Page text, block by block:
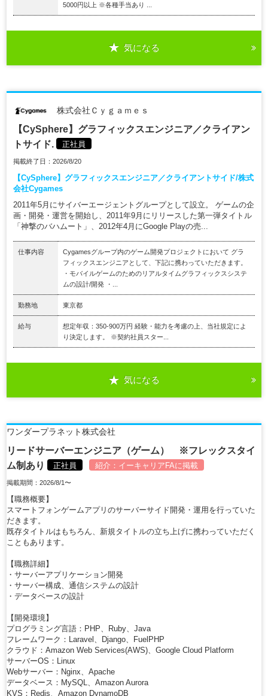
5000円以上 ※各種手当あり ...
気になる
株式会社Ｃｙｇａｍｅｓ
【CySphere】グラフィックスエンジニア／クライアン
トサイド.
正社員
掲載終了日：2026/8/20
【CySphere】グラフィックスエンジニア／クライアントサイド/株式
会社Cygames
2011年5月にサイバーエージェントグループとして設立。 ゲームの企
画・開発・運営を開始し、2011年9月にリリースした第一弾タイトル
「神撃のバハムート」、2012年4月にGoogle Playの売...
仕事内容
Cygamesグループ内のゲーム開発プロジェクトにおいて グラ
フィックスエンジニアとして、下記に携わっていただきます。
・モバイルゲームのためのリアルタイムグラフィックスシステ
ムの設計/開発 ・...
勤務地 東京都
給与
想定年収：350-900万円 経験・能力を考慮の上、当社規定によ
り決定します。 ※契約社員スター...
気になる
ワンダープラネット株式会社
リードサーバーエンジニア（ゲーム） ※フレックスタイ
ム制あり
正社員 紹介： イーキャリアFAに掲載
掲載期間：2026/8/1〜
【職務概要】
スマートフォンゲームアプリのサーバーサイド開発・運用を行っていた
だきます。
既存タイトルはもちろん、新規タイトルの立ち上げに携わっていただく
こともあります。
【職務詳細】
・サーバーアプリケーション開発
・サーバー構成、通信システムの設計
・データベースの設計
【開発環境】
プログラミング言語：PHP、Ruby、Java
フレームワーク：Laravel、Django、FuelPHP
クラウド：Amazon Web Services(AWS)、Google Cloud Platform
サーバーOS：Linux
Webサーバー：Nginx、Apache
データベース：MySQL、Amazon Aurora
KVS：Redis、Amazon DynamoDB